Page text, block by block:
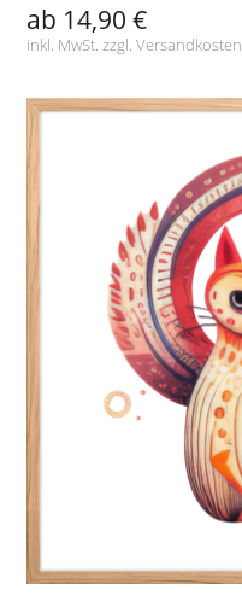
ab 14,90 €
inkl. MwSt. zzgl.Versandkosten